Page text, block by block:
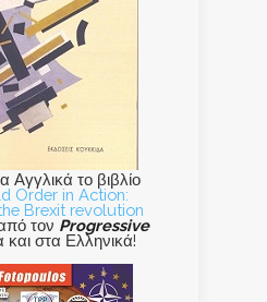
Αγγλικά το βιβλίο
Order in Action:
Brexit revolution
τον Progressive
και στα Ελληνικά!